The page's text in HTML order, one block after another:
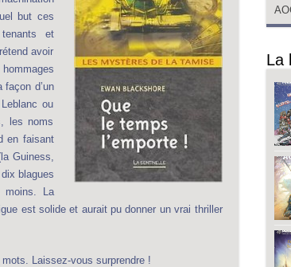
but ces
et
avoir
d’un
ou
les noms
en faisant
Guiness,
blagues
moins. La
est solide et aurait pu donner un vrai thriller
Laissez-vous surprendre !
La